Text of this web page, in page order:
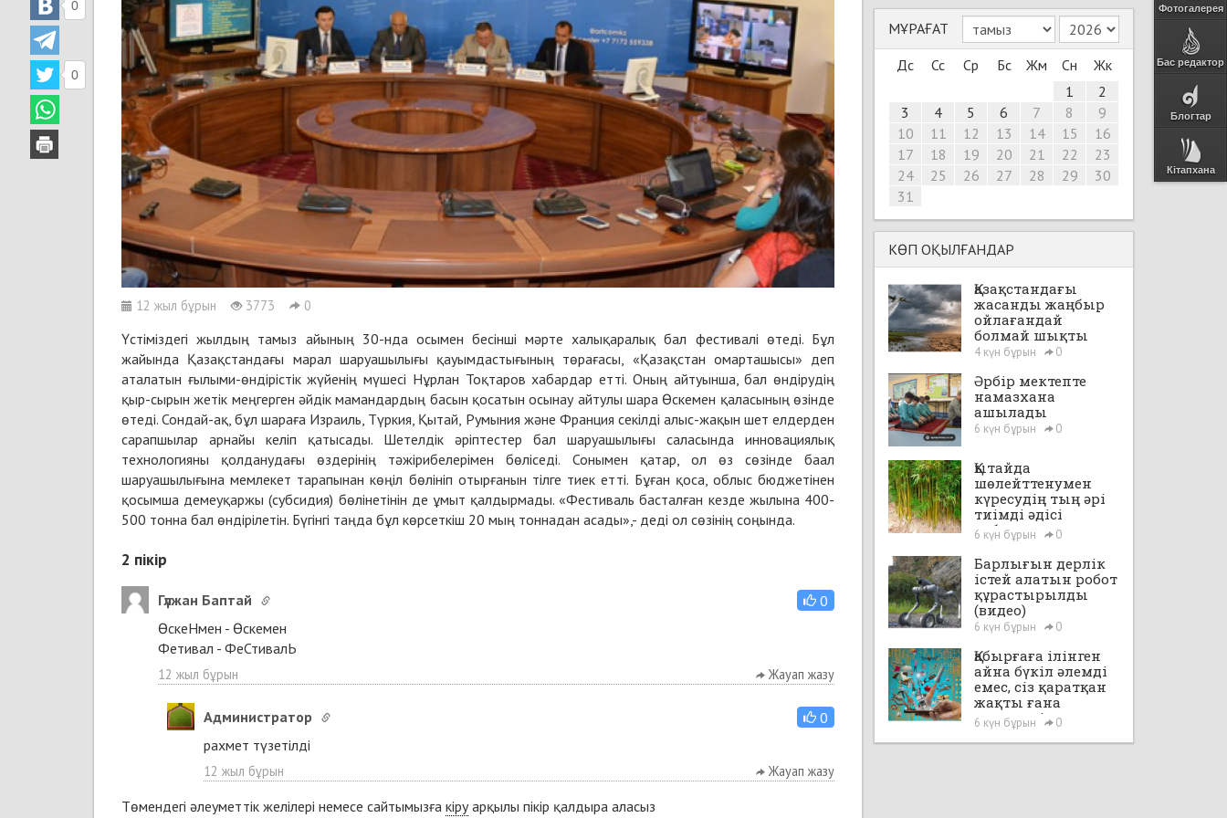
Фотогалерея
Бас редактор
Блогтар
Кітапхана
12 жыл бұрын 3773 0
0
0
Үстіміздегі жылдың тамыз айының 30-нда осымен бесінші мәрте халықаралық бал фестивалі өтеді. Бұл
жайында Қазақстандағы марал шаруашылығы қауымдастығының төрағасы, «Қазақстан омарташысы» деп
аталатын ғылыми-өндірістік жүйенің мүшесі Нұрлан Тоқтаров хабардар етті. Оның айтуынша, бал өндірудің
қыр-сырын жетік меңгерген әйдік мамандардың басын қосатын осынау айтулы шара Өскемен қаласының өзінде
өтеді. Сондай-ақ, бұл шараға Израиль, Түркия, Қытай, Румыния және Франция секілді алыс-жақын шет елдерден
сарапшылар арнайы келіп қатысады. Шетелдік әріптестер бал шаруашылығы саласында инновациялық
технологияны қолданудағы өздерінің тәжірибелерімен бөліседі. Сонымен қатар, ол өз сөзінде баал
шаруашылығына мемлекет тарапынан көңіл бөлініп отырғанын тілге тиек етті. Бұған қоса, облыс бюджетінен
қосымша демеуқаржы (субсидия) бөлінетінін де ұмыт қалдырмады. «Фестиваль басталған кезде жылына 400-
500 тонна бал өндірілетін. Бүгінгі таңда бұл көрсеткіш 20 мың тоннадан асады»,- деді ол сөзінің соңында.
2 пікір
Гүлжан Баптай
0
ӨскеНмен - Өскемен
Фетивал - ФеСтивалЬ
12 жыл бұрын Жауап жазу
Администратор
0
рахмет түзетілді
12 жыл бұрын Жауап жазу
Төмендегі әлеуметтік желілері немесе сайтымызға кіруарқылы пікір қалдыра аласыз
МҰРАҒАТ
Дс
Сс Ср Бс Жм Сн
Жк
1
2
3
4 5 6 7 8
9
10
11 12 13 14 15
16
17
18 19 20 21 22
23
24
25 26 27 28 29
30
31
КӨП ОҚЫЛҒАНДАР
Қазақстандағы
жасанды жаңбыр
ойлағандай
болмай шықты
4 күн бұрын 0
Әрбір мектепте
намазхана
ашылады
6 күн бұрын 0
Қытайда
шөлейттенумен
күресудің тың әрі
тиімді әдісі
табылды
6 күн бұрын 0
Барлығын дерлік
істей алатын робот
құрастырылды
(видео)
6 күн бұрын 0
Қабырғаға ілінген
айна бүкіл әлемді
емес, сіз қаратқан
жақты ғана
көрсетеді
6 күн бұрын 0